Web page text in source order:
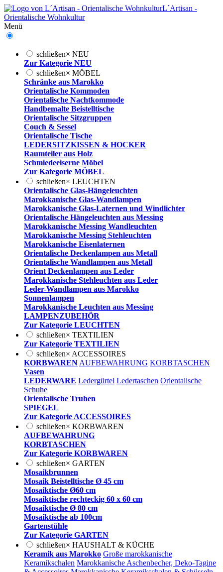
L´Artisan -
Orientalische Wohnkultur
Menü
schließen× NEU
Zur Kategorie NEU
schließen× MÖBEL
Schränke aus Marokko
Orientalische Kommoden
Orientalische Nachtkommode
Handbemalte Beistelltische
Orientalische Sitzgruppen
Couch & Sessel
Orientalische Tische
LEDERSITZKISSEN & HOCKER
Raumteiler aus Holz
Schmiedeeiserne Möbel
Zur Kategorie MÖBEL
schließen× LEUCHTEN
Orientalische Glas-Hängeleuchten
Marokkanische Glas-Wandlampen
Marokkanische Glas-Laternen und Windlichter
Orientalische Hängeleuchten aus Messing
Marokkanische Messing Wandleuchten
Marokkanische Messing Stehleuchten
Marokkanische Eisenlaternen
Orientalische Deckenlampen aus Metall
Orientalische Wandlampen aus Metall
Orient Deckenlampen aus Leder
Marokkanische Stehleuchten aus Leder
Leder-Wandlampen aus Marokko
Sonnenlampen
Marokkanische Leuchten aus Messing
LAMPENZUBEHÖR
Zur Kategorie LEUCHTEN
schließen× TEXTILIEN
Zur Kategorie TEXTILIEN
schließen× ACCESSOIRES
KORBWAREN AUFBEWAHRUNG KORBTASCHEN
Vasen
LEDERWARE Ledergürtel Ledertaschen Orientalische
Schuhe
Orientalische Truhen
SPIEGEL
Zur Kategorie ACCESSOIRES
schließen× KORBWAREN
AUFBEWAHRUNG
KORBTASCHEN
Zur Kategorie KORBWAREN
schließen× GARTEN
Mosaikbrunnen
Mosaik Beistelltische Ø 45 cm
Mosaiktische Ø60 cm
Mosaiktische rechteckig 60 x 60 cm
Mosaiktische Ø 80 cm
Mosaiktische ab 100cm
Gartenstühle
Zur Kategorie GARTEN
schließen× HAUSHALT & KÜCHE
Keramik aus Marokko Große marokkanische
Keramikschalen Marokkanische Aschenbecher, Deko-Tagine